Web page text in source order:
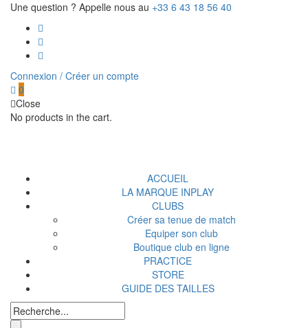
Une question ? Appelle nous au +33 6 43 18 56 40
Connexion / Créer un compte
0
Close
No products in the cart.
ACCUEIL
LA MARQUE INPLAY
CLUBS
Créer sa tenue de match
Equiper son club
Boutique club en ligne
PRACTICE
STORE
GUIDE DES TAILLES